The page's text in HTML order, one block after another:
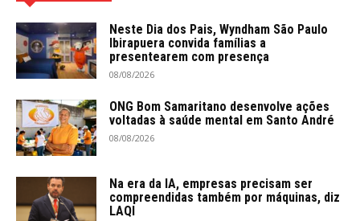
Neste Dia dos Pais, Wyndham São Paulo
Ibirapuera convida famílias a
presentearem com presença
08/08/2026
ONG Bom Samaritano desenvolve ações
voltadas à saúde mental em Santo André
08/08/2026
Na era da IA, empresas precisam ser
compreendidas também por máquinas, diz
LAQI